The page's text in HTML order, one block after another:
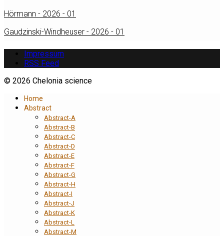
Hörmann - 2026 - 01
Gaudzinski-Windheuser - 2026 - 01
Impressum
RSS Feed
© 2026 Chelonia science
Home
Abstract
Abstract-A
Abstract-B
Abstract-C
Abstract-D
Abstract-E
Abstract-F
Abstract-G
Abstract-H
Abstract-I
Abstract-J
Abstract-K
Abstract-L
Abstract-M